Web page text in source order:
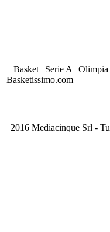
Basket | Serie A |
Basketissimo.com
2016 Mediacinque Srl -